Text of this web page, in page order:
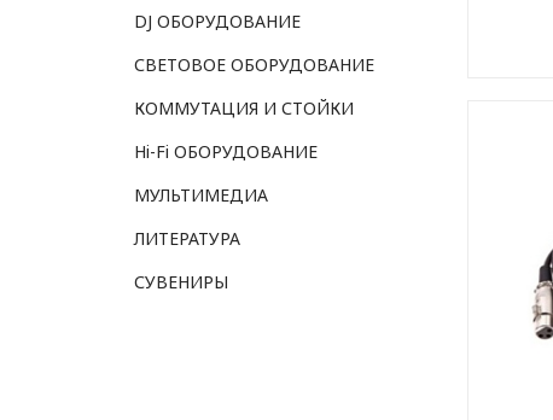
DJ ОБОРУДОВАНИЕ
СВЕТОВОЕ ОБОРУДОВАНИЕ
КОММУТАЦИЯ И СТОЙКИ
Hi-Fi ОБОРУДОВАНИЕ
МУЛЬТИМЕДИА
ЛИТЕРАТУРА
СУВЕНИРЫ